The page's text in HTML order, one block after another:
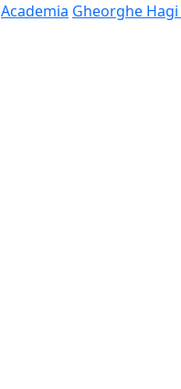
Academia Gheorghe Hagi